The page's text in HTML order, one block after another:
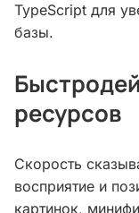
TypeScript для
базы.
ресурсов
Скорость
восприятие и
картинок,